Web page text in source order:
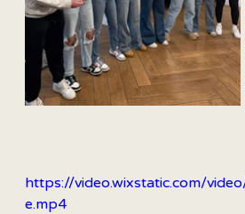
https://video.wixstatic.com/
e.mp4